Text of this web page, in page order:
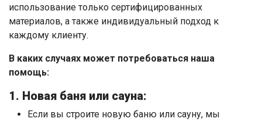
использование только сертифицированных
материалов, а также индивидуальный подход к
каждому клиенту.
В каких случаях может потребоваться наша
помощь:
1. Новая баня или сауна:
Если вы строите новую баню или сауну, мы